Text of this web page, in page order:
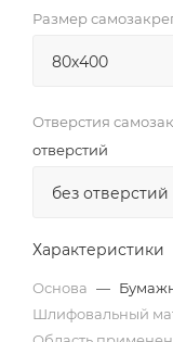
Размер
Отверстия
отверстий
Характеристики
Основа —
Шлифовальный